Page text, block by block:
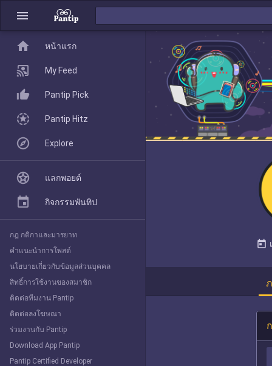
menu
today
home
Pantip Pick
Explore
home หน้าแรก
My Feed
Pantip Pick
Pantip Hitz
Explore
แลกพอยต์
กิจกรรมพันทิป
กฎ กติกาและมารยาท
คำแนะนำการโพสต์
นโยบายเกี่ยวกับข้อมูลส่วนบุคคล
สิทธิ์การใช้งานของสมาชิก
ติดต่อทีมงาน Pantip
ติดต่อลงโฆษณา
ร่วมงานกับ Pantip
Download App Pantip
Pantip Certified Developer